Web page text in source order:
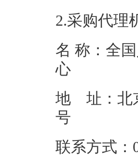
2.采购代理
名 称：全
地 址：北
联系